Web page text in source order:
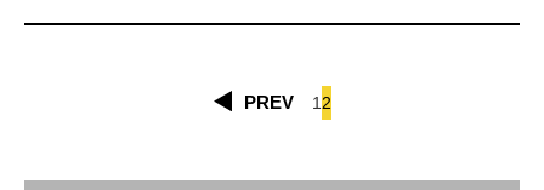
本郷町で買取依頼！ 今回は、福山市本郷
PREV
1 2